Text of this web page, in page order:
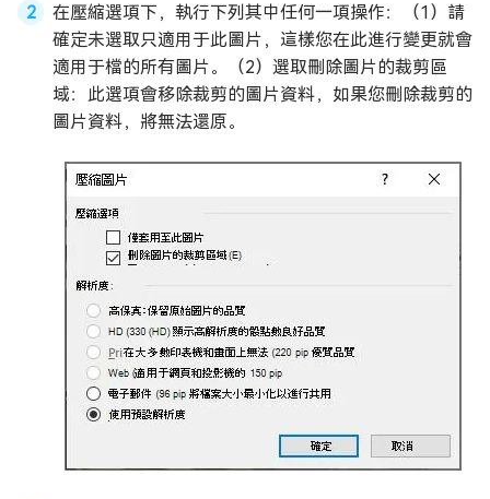
在壓縮選項下，執行下列其中任何一項操作：（1）請
確定未選取只適用于此圖片，這樣您在此進行變更就會
適用于檔的所有圖片。（2）選取刪除圖片的裁剪區
域：此選項會移除裁剪的圖片資料，如果您刪除裁剪的
圖片資料，將無法還原。